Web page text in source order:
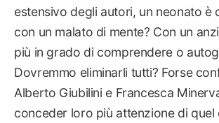
estensivo degli autori, un neonato è
con un malato di mente? Con un
più in grado di comprendere o
Dovremmo eliminarli tutti? Forse
Alberto Giubilini e Francesca
conceder loro più attenzione di quel